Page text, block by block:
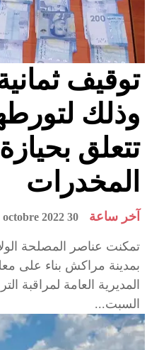
توقيف
وذلك
تتعلق
المخدرات
آخر ساعة 30 octobre 2022
تمكنت عناصر المصلحة
بمدينة مراكش بناء على
المديرية العامة لمراقبة
السبت...